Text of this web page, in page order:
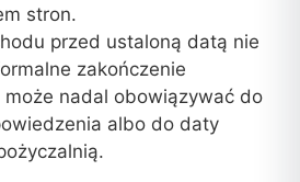
stron.
przed ustaloną datą nie
zakończenie
nadal obowiązywać do
albo do daty